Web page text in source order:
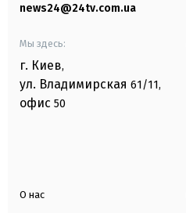
news24@24tv.com.ua
Мы здесь:
г. Киев,
ул. Владимирская 61/11,
офис 50
О нас